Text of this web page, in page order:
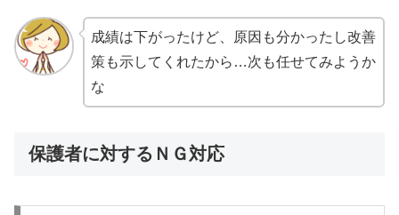
成績は下がったけど、原因も分かったし改善
策も示してくれたから…次も任せてみようか
な
保護者に対するＮＧ対応